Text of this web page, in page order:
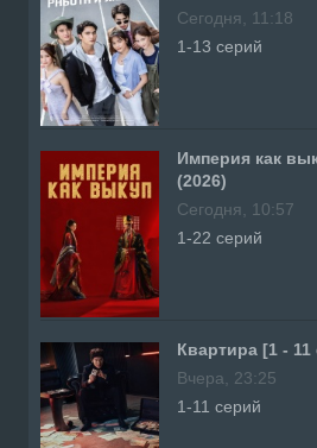
Сегодня, 11:18
1-13 серий
Империя как
(2026)
Сегодня, 10:57
1-22 серий
Квартира [1 - 11
Вчера, 23:25
1-11 серий